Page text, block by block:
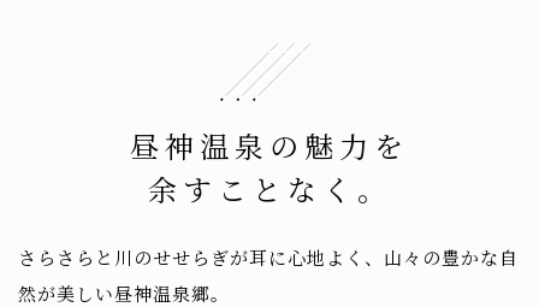
昼神温泉の魅力を
余すことなく。
さらさらと川のせせらぎが耳に心地よく、山々の豊かな自
然が美しい昼神温泉郷。